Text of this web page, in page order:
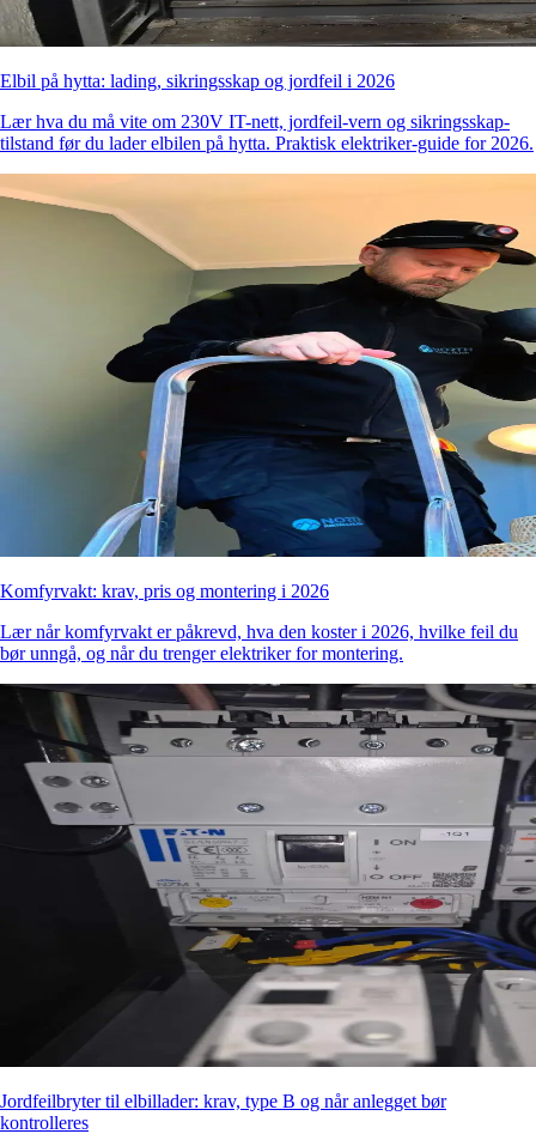
Elbil på hytta: lading, sikringsskap og jordfeil i 2026
Lær hva du må vite om 230V IT-nett, jordfeil-vern og sikringsskap-
tilstand før du lader elbilen på hytta. Praktisk elektriker-guide for 2026.
Komfyrvakt: krav, pris og montering i 2026
Lær når komfyrvakt er påkrevd, hva den koster i 2026, hvilke feil du
bør unngå, og når du trenger elektriker for montering.
Jordfeilbryter til elbillader: krav, type B og når anlegget bør
kontrolleres